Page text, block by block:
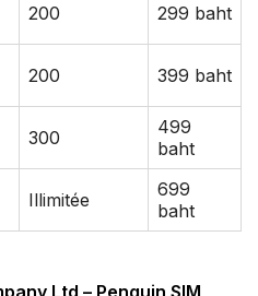
200 299 baht
200 399 baht
300
499
baht
Illimitée
699
baht